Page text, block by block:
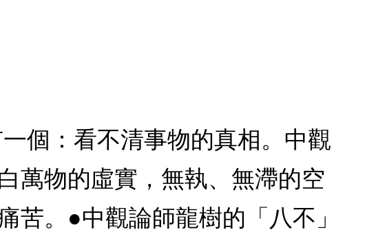
個：看不清事物的真相。中觀
萬物的虛實，無執、無滯的空
苦。●中觀論師龍樹的「八不」